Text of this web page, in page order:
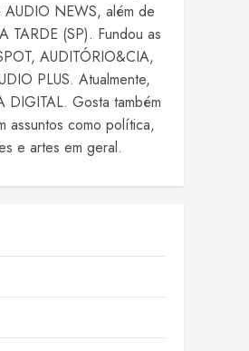
NEWS, além de
TARDE (SP). Fundou as
AUDITÓRIO&CIA,
PLUS. Atualmente,
Gosta também
assuntos como política,
e artes em geral.